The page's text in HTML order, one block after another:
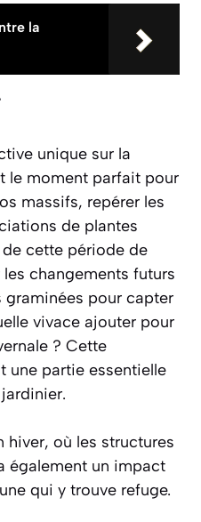
la
unique sur la
le moment parfait pour
massifs, repérer les
de plantes
cette période de
changements futurs
graminées pour capter
vivace ajouter pour
? Cette
une partie essentielle
où les structures
également un impact
qui y trouve refuge.